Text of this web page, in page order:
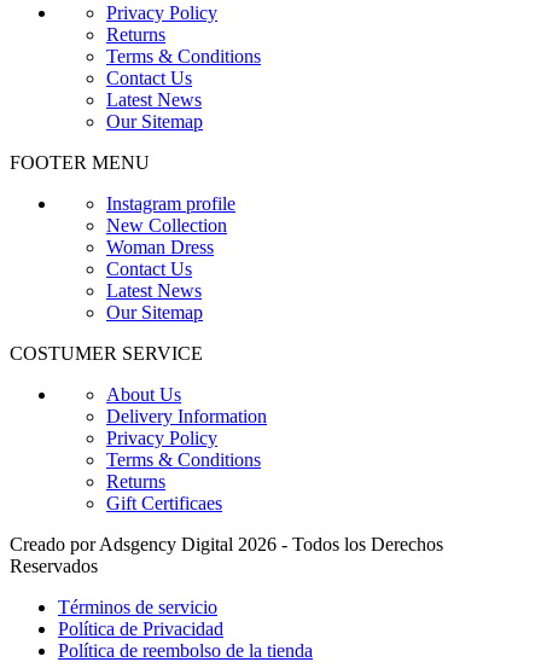
Privacy Policy
Returns
Terms & Conditions
Contact Us
Latest News
Our Sitemap
FOOTER MENU
Instagram profile
New Collection
Woman Dress
Contact Us
Latest News
Our Sitemap
COSTUMER SERVICE
About Us
Delivery Information
Privacy Policy
Terms & Conditions
Returns
Gift Certificaes
Creado por Adsgency Digital 2026 - Todos los Derechos
Reservados
Términos de servicio
Política de Privacidad
Política de reembolso de la tienda